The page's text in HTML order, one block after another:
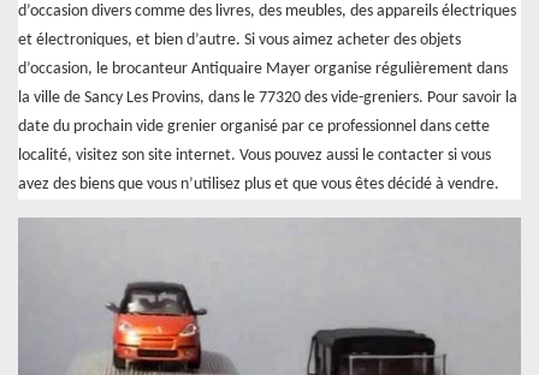
d’occasion divers comme des livres, des meubles, des appareils électriques
et électroniques, et bien d’autre. Si vous aimez acheter des objets
d’occasion, le brocanteur Antiquaire Mayer organise régulièrement dans
la ville de Sancy Les Provins, dans le 77320 des vide-greniers. Pour savoir la
date du prochain vide grenier organisé par ce professionnel dans cette
localité, visitez son site internet. Vous pouvez aussi le contacter si vous
avez des biens que vous n’utilisez plus et que vous êtes décidé à vendre.